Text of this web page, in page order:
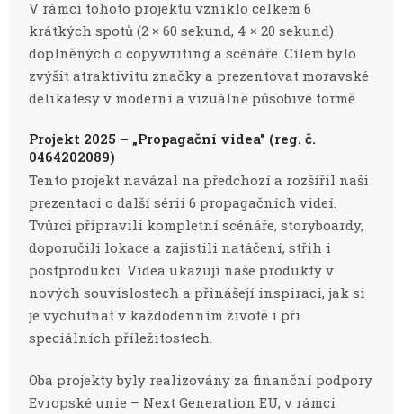
V rámci tohoto projektu vzniklo celkem 6
krátkých spotů (2 × 60 sekund, 4 × 20 sekund)
doplněných o copywriting a scénáře. Cílem bylo
zvýšit atraktivitu značky a prezentovat moravské
delikatesy v moderní a vizuálně působivé formě.
Projekt 2025 – „Propagační videa" (reg. č.
0464202089)
Tento projekt navázal na předchozí a rozšířil naši
prezentaci o další sérii 6 propagačních videí.
Tvůrci připravili kompletní scénáře, storyboardy,
doporučili lokace a zajistili natáčení, střih i
postprodukci. Videa ukazují naše produkty v
nových souvislostech a přinášejí inspiraci, jak si
je vychutnat v každodenním životě i při
speciálních příležitostech.
Oba projekty byly realizovány za finanční podpory
Evropské unie – Next Generation EU, v rámci